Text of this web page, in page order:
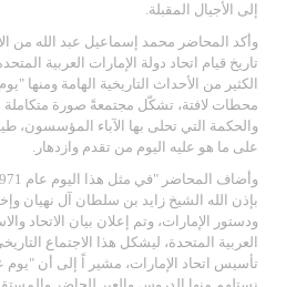
إلى الأجيال المقبلة.
وأكد المحاضر محمد إسماعيل عبد الله من
الكثير من الأحداث التاريخية الهامة ومنها
محطات لافتة، تشكّل مجتمعةً صورة متكاملة
والحكمة التي تحلى بها الآباء المؤسسون،
على ما هو عليه اليوم من تقدم وازدهار .
وأضاف المحاضر "
بإذن الله الشيخ زايد بن سلطان آل نهيان
ودستور الإمارات، وتم إعلان بيان الاتحاد
العربية المتحدة، ليشكل هذا الاجتماع
تأسيس اتحاد الإمارات، مشير اً إلى أن "يوم